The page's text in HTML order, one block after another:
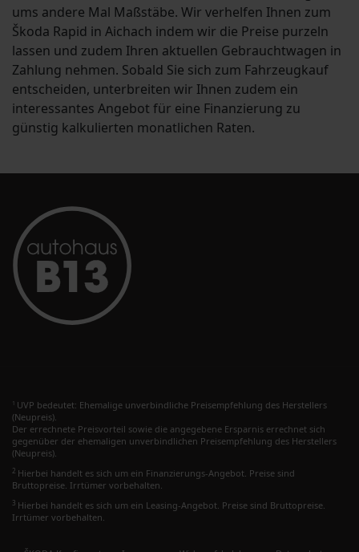
ums andere Mal Maßstäbe. Wir verhelfen Ihnen zum
Škoda Rapid in Aichach indem wir die Preise purzeln
lassen und zudem Ihren aktuellen Gebrauchtwagen in
Zahlung nehmen. Sobald Sie sich zum Fahrzeugkauf
entscheiden, unterbreiten wir Ihnen zudem ein
interessantes Angebot für eine Finanzierung zu
günstig kalkulierten monatlichen Raten.
1 UVP bedeutet: Ehemalige unverbindliche Preisempfehlung des Herstellers
(Neupreis).
Der errechnete Preisvorteil sowie die angegebene Ersparnis errechnet sich
gegenüber der ehemaligen unverbindlichen Preisempfehlung des Herstellers
(Neupreis).
2 Hierbei handelt es sich um ein Finanzierungs-Angebot. Preise sind
Bruttopreise. Irrtümer vorbehalten.
3 Hierbei handelt es sich um ein Leasing-Angebot. Preise sind Bruttopreise.
Irrtümer vorbehalten.